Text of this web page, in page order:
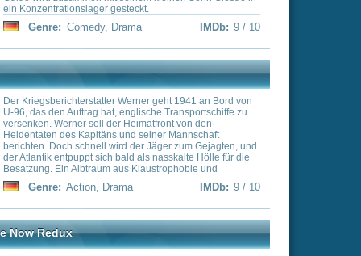
geht 1941 an Bord von
Transportschiffe zu
von den
Mannschaft
und
gilt als einer der
Films. Auf dem
der Militärpolizist
waghalsigen Auftrag.
Soldaten (u.a
in Richtung
hochrangigen US-
Militärbefehlen mehr
Dem soll Captain
Ikone Francis Ford
IMDb:9 / 10